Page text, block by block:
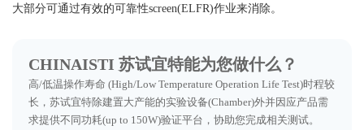
大部分可通过有效的可靠性screen(ELFR)作业来消除。
CHINAISTI 苏试宜特能为您做什么？
高/低温操作寿命 (High/Low Temperature Operation Life Test)时程较
长，苏试宜特除建置大产能的实验设备(Chamber)外并因应产品需
求提供不同功耗(up to 150W)验证平台，协助您完成相关测试。